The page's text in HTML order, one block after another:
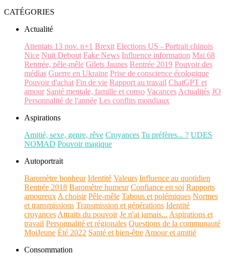
CATÉGORIES
Actualité
Attentats 13 nov. n+1 Brexit Elections US - Portrait chinois
Nice Nuit Debout Fake News Influence information Mai 68
Rentrée, pêle-mêle Gilets Jaunes Rentrée 2019 Pouvoir des
médias Guerre en Ukraine Prise de conscience écologique
Pouvoir d'achat Fin de vie Rapport au travail ChatGPT et
amour Santé mentale, famille et conso Vacances Actualités JO
Personnalité de l'année Les conflits mondiaux
Aspirations
Amitié, sexe, genre, rêve Croyances Tu préfères... ? UDES
NOMAD Pouvoir magique
Autoportrait
Baromètre bonheur Identité Valeurs Influence au quotidien
Rentrée 2018 Baromètre humeur Confiance en soi Rapports
amoureux A choisir Pêle-mêle Tabous et polémiques Normes
et transmissions Transmission et générations Identité
croyances Attraits du pouvoir Je n'ai jamais... Aspirations et
travail Personnalité et régionales Questions de la communauté
MoiJeune Été 2022 Santé et bien-être Amour et amitié
Consommation